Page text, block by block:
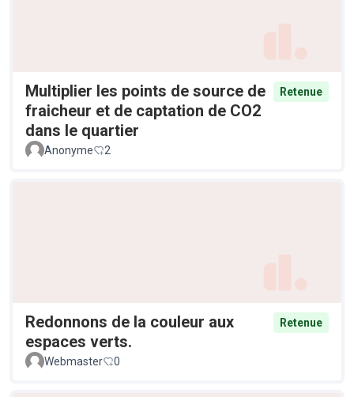
Multiplier les points de source de
fraicheur et de captation de CO2
dans le quartier
Retenue
Anonyme 2
Redonnons de la couleur aux
espaces verts.
Retenue
Webmaster 0